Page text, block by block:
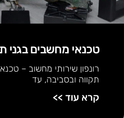
טכנאי מחשבים בגני
רונפון שירותי מחשוב –
תקווה ובסביבה, עד
קרא עוד >>